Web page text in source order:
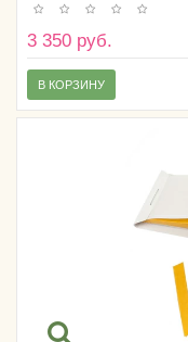
3 350 руб.
В КОРЗИНУ